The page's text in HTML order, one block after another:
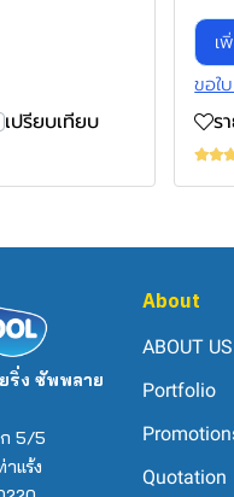
เปรียบเทียบ
เ
ขอใ
ร
ริ่ง ซัพพลาย
ก 5/5
แร้ง
About
ABOUT US
Portfolio
Quotation